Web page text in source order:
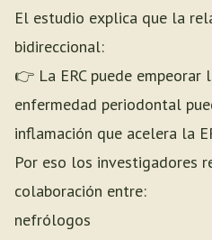
El estudio explica que la
bidireccional:
👉 La ERC puede
enfermedad periodontal
inflamación que acelera la
Por eso los investigadores
colaboración entre:
nefrólogos